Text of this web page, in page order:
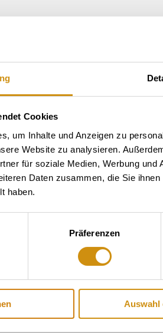
Cookies
um Inhalte und Anzeigen zu
Website zu analysieren.
für soziale Medien, Werbung
Daten zusammen, die Sie
haben.
Präferenzen
Auswahl